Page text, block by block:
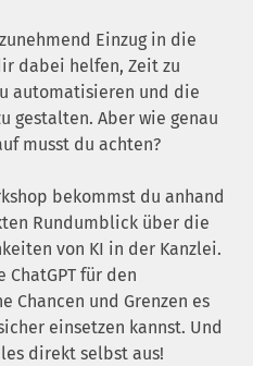
Einzug in die
dabei helfen, Zeit zu
automatisieren und die
gestalten. Aber wie genau
musst du achten?
bekommst du anhand
Rundumblick über die
von KI in der Kanzlei.
ChatGPT für den
Chancen und Grenzen es
einsetzen kannst. Und
direkt selbst aus!